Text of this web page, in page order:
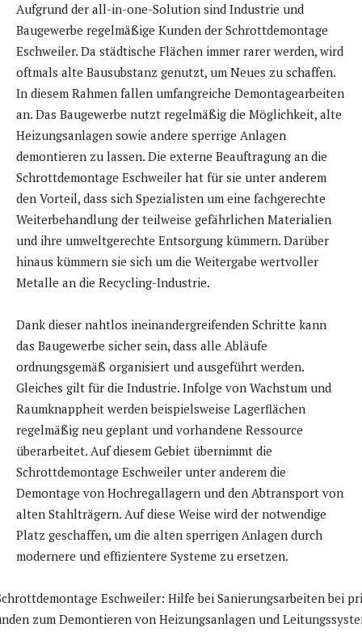
Aufgrund der all-in-one-Solution sind Industrie und
Baugewerbe regelmäßige Kunden der Schrottdemontage
Eschweiler. Da städtische Flächen immer rarer werden, wird
oftmals alte Bausubstanz genutzt, um Neues zu schaffen.
In diesem Rahmen fallen umfangreiche Demontagearbeiten
an. Das Baugewerbe nutzt regelmäßig die Möglichkeit, alte
Heizungsanlagen sowie andere sperrige Anlagen
demontieren zu lassen. Die externe Beauftragung an die
Schrottdemontage Eschweiler hat für sie unter anderem
den Vorteil, dass sich Spezialisten um eine fachgerechte
Weiterbehandlung der teilweise gefährlichen Materialien
und ihre umweltgerechte Entsorgung kümmern. Darüber
hinaus kümmern sie sich um die Weitergabe wertvoller
Metalle an die Recycling-Industrie.
Dank dieser nahtlos ineinandergreifenden Schritte kann
das Baugewerbe sicher sein, dass alle Abläufe
ordnungsgemäß organisiert und ausgeführt werden.
Gleiches gilt für die Industrie. Infolge von Wachstum und
Raumknappheit werden beispielsweise Lagerflächen
regelmäßig neu geplant und vorhandene Ressource
überarbeitet. Auf diesem Gebiet übernimmt die
Schrottdemontage Eschweiler unter anderem die
Demontage von Hochregallagern und den Abtransport von
alten Stahlträgern. Auf diese Weise wird der notwendige
Platz geschaffen, um die alten sperrigen Anlagen durch
modernere und effizientere Systeme zu ersetzen.